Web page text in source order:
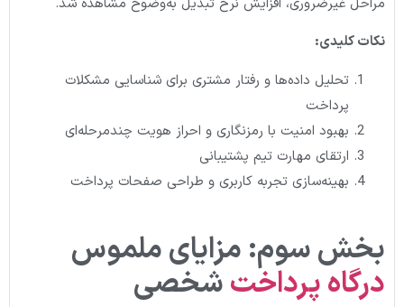
نکات کلیدی:
تحلیل داده‌ها و رفتار مشتری برای شناسایی مشکلات
پرداخت
بهبود امنیت با رمزنگاری و احراز هویت چندمرحله‌ای
ارتقای مهارت تیم پشتیبانی
بهینه‌سازی تجربه کاربری و طراحی صفحات پرداخت
بخش سوم: مزایای ملموس
درگاه پرداختشخصی